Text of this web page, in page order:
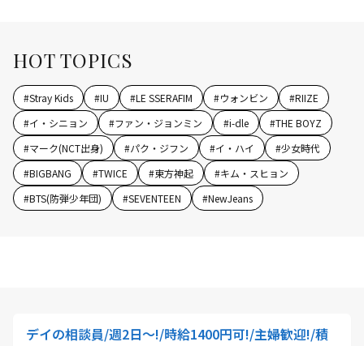
HOT TOPICS
#Stray Kids #IU #LE SSERAFIM #ウォンビン #RIIZE
#イ・シニョン #ファン・ジョンミン #i-dle #THE BOYZ
#マーク(NCT出身) #パク・ジフン #イ・ハイ #少女時代
#BIGBANG #TWICE #東方神起 #キム・スヒョン
#BTS(防弾少年団) #SEVENTEEN #NewJeans
デイの相談員/週2日～!/時給1400円可!/主婦歓迎!/積